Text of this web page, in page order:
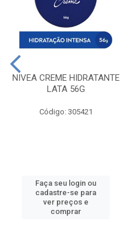
NIVEA CREME HIDRATANTE
LATA 56G
Código: 305421
Faça seu login ou
cadastre-se para
ver preços e
comprar